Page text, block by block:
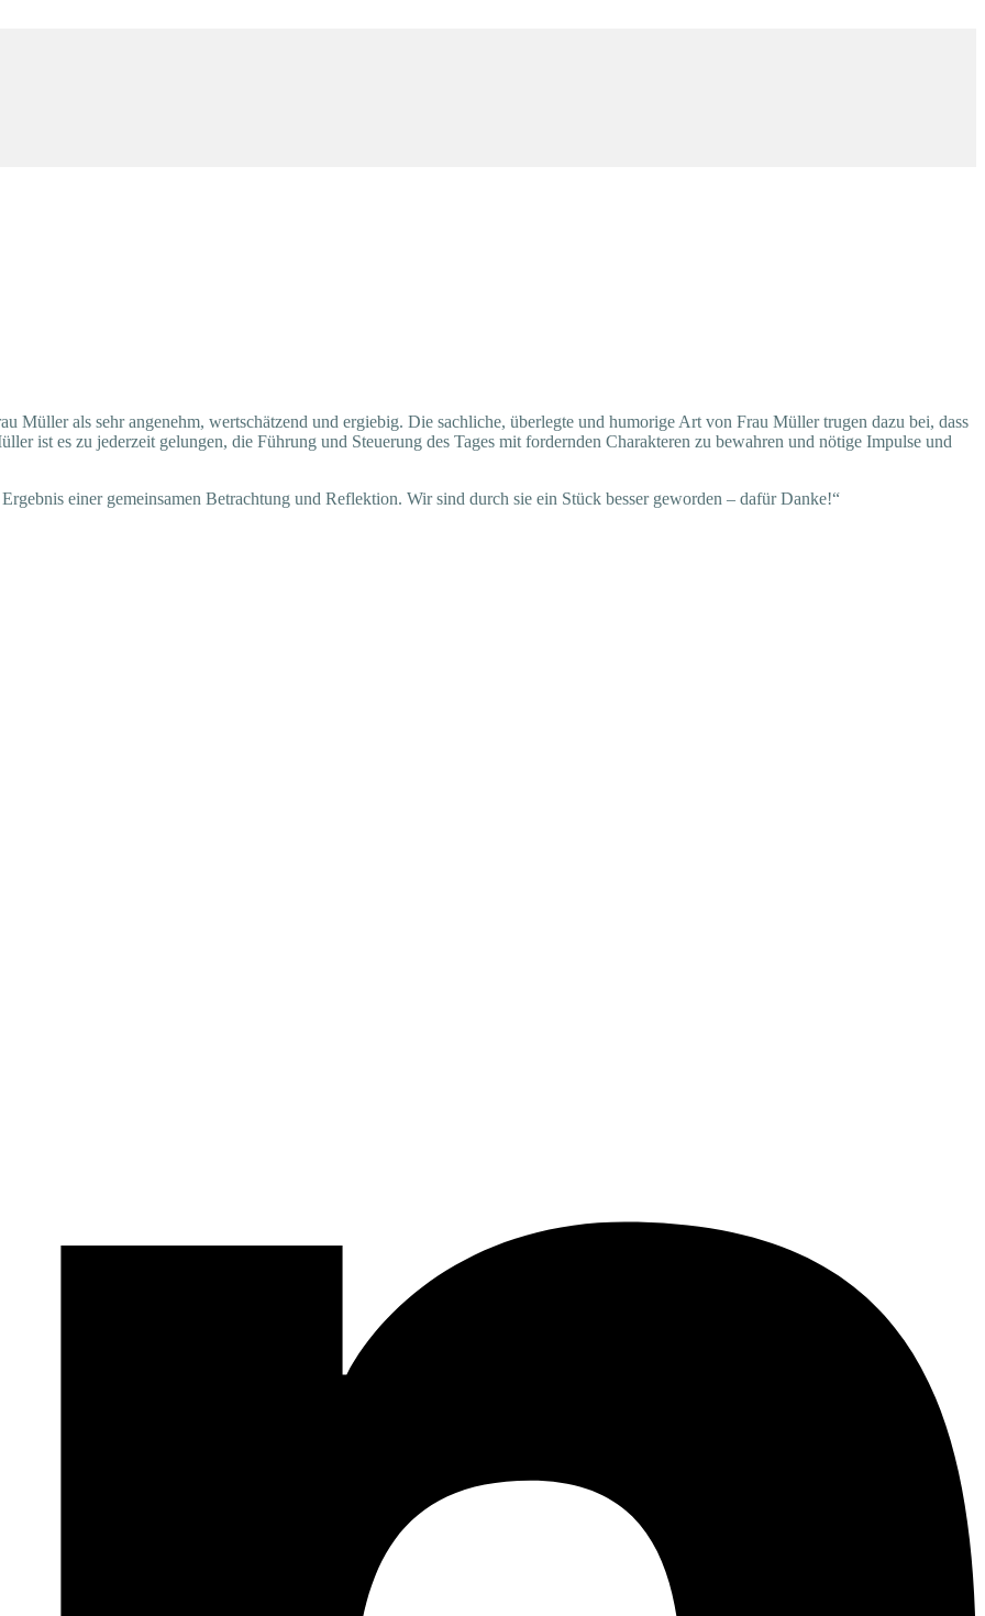
Müller als sehr angenehm, wertschätzend und ergiebig. Die sachliche, überlegte und humorige Art von Frau Müller trugen dazu bei, dass
ist es zu jederzeit gelungen, die Führung und Steuerung des Tages mit fordernden Charakteren zu bewahren und nötige Impulse und
einer gemeinsamen Betrachtung und Reflektion. Wir sind durch sie ein Stück besser geworden – dafür Danke!“